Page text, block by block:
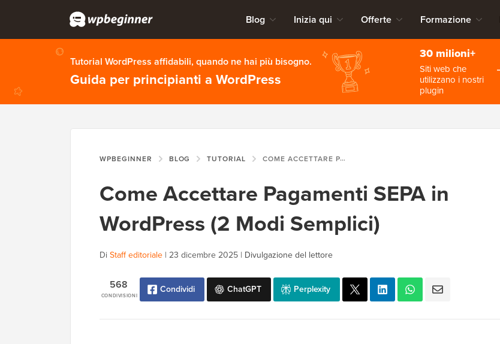
Blog Inizia qui Offerte Formazione
Tutorial WordPress affidabili, quando ne hai più bisogno.
Guida per principianti a WordPress
30 milioni+
Siti web che
utilizzano i nostri
plugin
WPBEGINNER BLOG TUTORIAL COME ACCETTARE PAGAMENTI SEPA IN WORDPRESS (2 MODI SEMPLICI)
Come Accettare Pagamenti SEPA in
WordPress (2 Modi Semplici)
DiStaff editoriale | 23 dicembre 2025 | Divulgazione del lettore
CONDIVISIONI
568 Condividi ChatGPT Perplexity